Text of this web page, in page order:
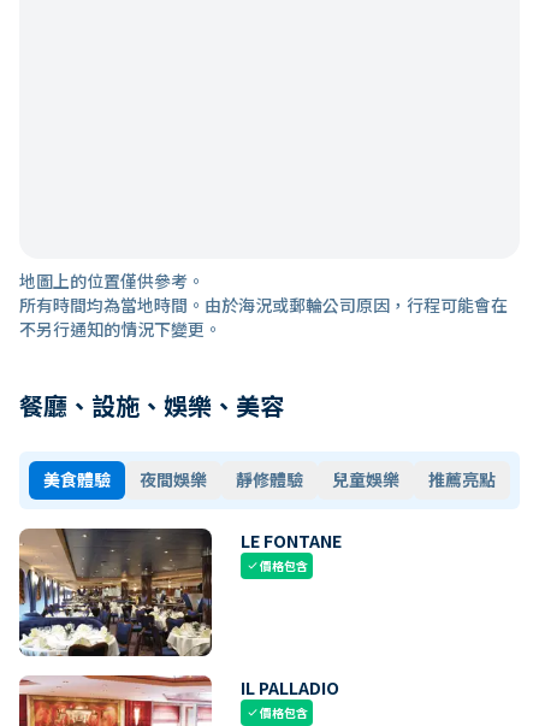
地圖上的位置僅供參考。
所有時間均為當地時間。由於海況或郵輪公司原因，行程可能會在
不另行通知的情況下變更。
餐廳、設施、娛樂、美容
美食體驗 夜間娛樂 靜修體驗 兒童娛樂 推薦亮點
LE FONTANE
check價格包含
IL PALLADIO
check價格包含